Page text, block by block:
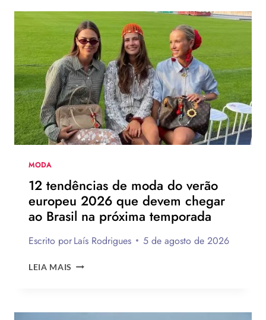
NOVO
CHINELO
DE
SALTO
DA
HAVAIANAS?
MODA
12 tendências de moda do verão
europeu 2026 que devem chegar
ao Brasil na próxima temporada
Escrito porLaís Rodrigues 5 de agosto de 2026
LEIA MAIS
DO